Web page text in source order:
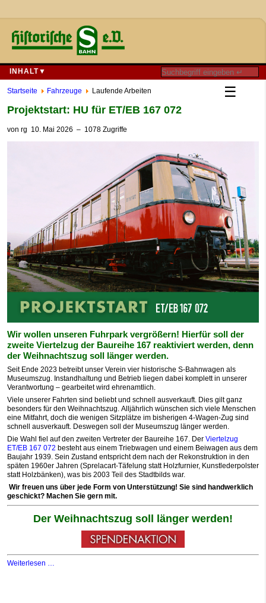
INHALT▼
☰
Startseite Fahrzeuge Laufende Arbeiten
Projektstart: HU für ET/EB 167 072
von rg 10. Mai 2026 – 1078 Zugriffe
Wir wollen unseren Fuhrpark vergrößern! Hierfür soll der
zweite Viertelzug der Baureihe 167 reaktiviert werden, denn
der Weihnachtszug soll länger werden.
Seit Ende 2023 betreibt unser Verein vier historische S-Bahnwagen als
Museumszug. Instandhaltung und Betrieb liegen dabei komplett in unserer
Verantwortung – gearbeitet wird ehrenamtlich.
Viele unserer Fahrten sind beliebt und schnell ausverkauft. Dies gilt ganz
besonders für den Weihnachtszug. Alljährlich wünschen sich viele Menschen
eine Mitfahrt, doch die wenigen Sitzplätze im bisherigen 4-Wagen-Zug sind
schnell ausverkauft. Deswegen soll der Museumszug länger werden.
Die Wahl fiel auf den zweiten Vertreter der Baureihe 167. Der Viertelzug
ET/EB 167 072 besteht aus einem Triebwagen und einem Beiwagen aus dem
Baujahr 1939. Sein Zustand entspricht dem nach der Rekonstruktion in den
späten 1960er Jahren (Sprelacart-Täfelung statt Holzfurnier, Kunstlederpolster
statt Holzbänken), was bis 2003 Teil des Stadtbilds war.
Wir freuen uns über jede Form von Unterstützung! Sie sind handwerklich
geschickt? Machen Sie gern mit.
Der Weihnachtszug soll länger werden!
Weiterlesen …